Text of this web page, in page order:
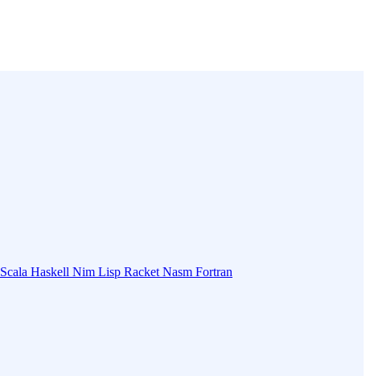
Scala Haskell Nim Lisp Racket Nasm Fortran